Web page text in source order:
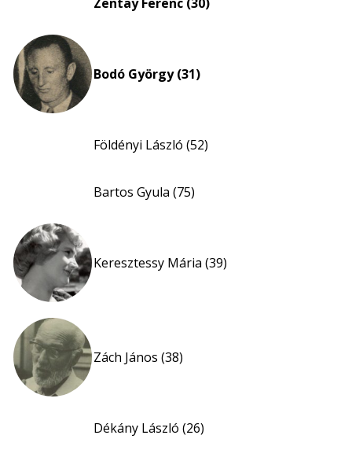
Bodó György (31)
Földényi László (52)
Bartos Gyula (75)
Keresztessy Mária (39)
Zách János (38)
Dékány László (26)